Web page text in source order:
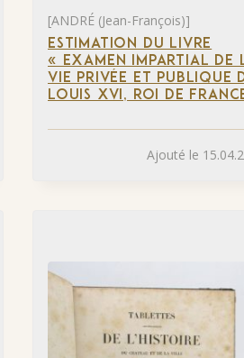
[ANDRÉ (Jean-François)]
ESTIMATION DU LIVRE
« EXAMEN IMPARTIAL DE
VIE PRIVÉE ET PUBLIQUE
LOUIS XVI, ROI DE
Ajouté le